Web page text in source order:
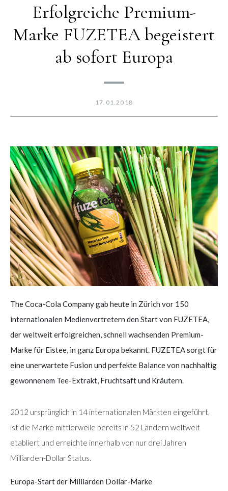
Erfolgreiche Premium-
Marke FUZETEA begeistert
ab sofort Europa
17.01.2018
The Coca-Cola Company gab heute in Zürich vor 150
internationalen Medienvertretern den Start von FUZETEA,
der weltweit erfolgreichen, schnell wachsenden Premium-
Marke für Eistee, in ganz Europa bekannt. FUZETEA sorgt für
eine unerwartete Fusion und perfekte Balance von nachhaltig
gewonnenem Tee-Extrakt, Fruchtsaft und Kräutern.
2012 ursprünglich in 14 internationalen Märkten eingeführt,
ist die Marke mittlerweile bereits in 52 Ländern weltweit
etabliert und erreichte innerhalb von nur drei Jahren
Milliarden-Dollar Status.
Europa-Start der Milliarden Dollar-Marke